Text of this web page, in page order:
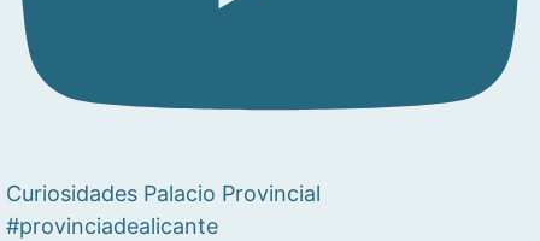
Curiosidades Palacio Provincial
#provinciadealicante